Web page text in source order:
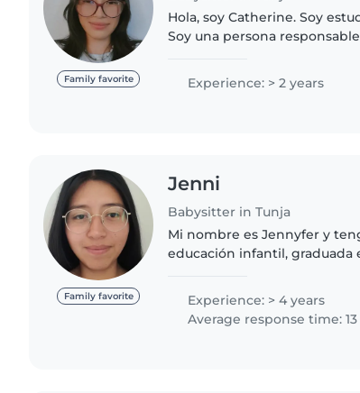
Family favorite
Hola, soy Catherine. Soy
Soy una persona
creativa y flexible...
Experience: > 2 years
Family favorite
Jenni
Babysitter in Tunja
Mi nombre es Jennyfer y
educación infantil,
capacidad de planear..
Experience: > 4 years
Average response time: